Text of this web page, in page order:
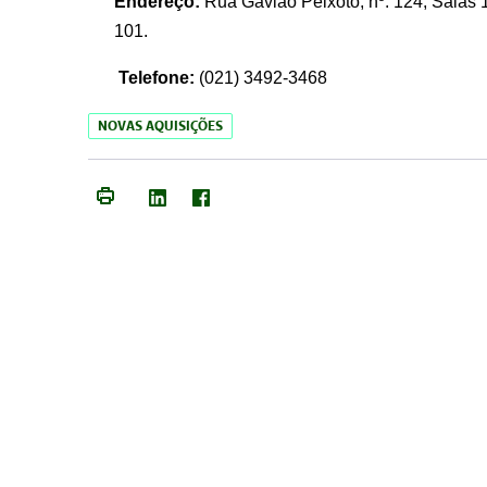
101.
Telefone: (021) 3492-3468
NOVAS AQUISIÇÕES